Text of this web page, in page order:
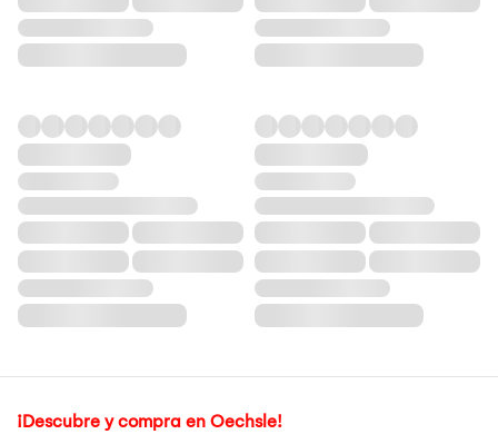
¡Descubre y compra en Oechsle!